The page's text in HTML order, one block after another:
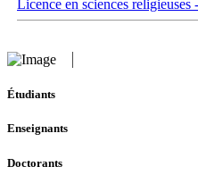
Licence en sciences religieuses
Étudiants
Enseignants
Doctorants